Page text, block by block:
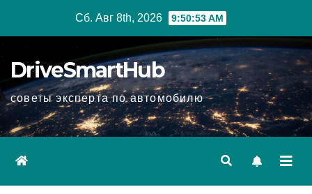
Сб. Авг 8th, 2026 9:50:55 AM
DriveSmartHub
советы эксперта по автомобилю